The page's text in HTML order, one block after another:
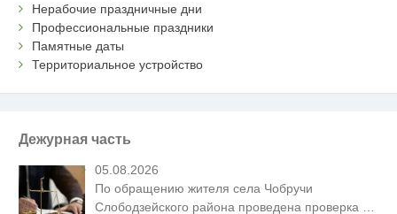
Нерабочие праздничные дни
Профессиональные праздники
Памятные даты
Территориальное устройство
Дежурная часть
05.08.2026
По обращению жителя села Чобручи
Слободзейского района проведена проверка …